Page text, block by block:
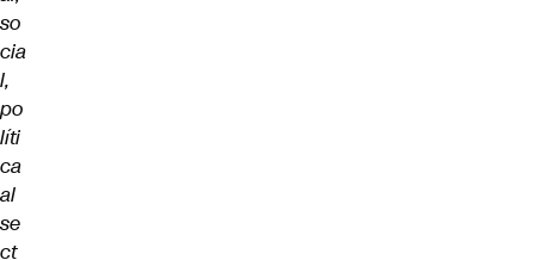
so
cia
l,
po
líti
ca
al
se
ct